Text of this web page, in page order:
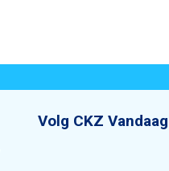
Volg CKZ Vandaag